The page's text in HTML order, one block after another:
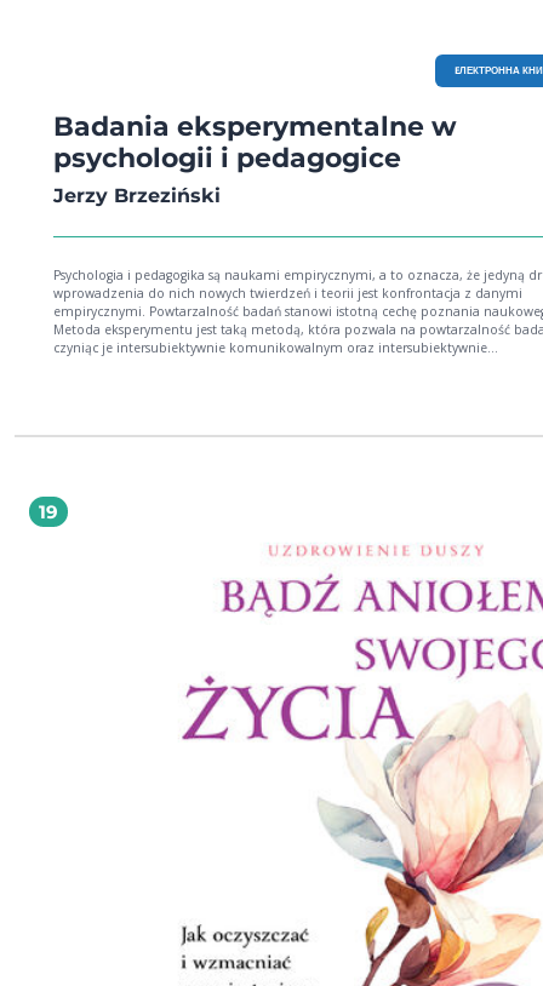
EЛЕКТРОННА
Badania eksperymentalne w
psychologii i pedagogice
Jerzy Brzeziński
Psychologia i pedagogika są naukami empirycznymi, a to oznacza, że jedyną
wprowadzenia do nich nowych twierdzeń i teorii jest konfrontacja z danymi
empirycznymi. Powtarzalność badań stanowi istotną cechę poznania
Metoda eksperymentu jest taką metodą, która pozwala na powtarzalność
czyniąc je intersubiektywnie komunikowalnym oraz intersubiektywnie
(odwołującego się do statystycznego modelu analizy wariancji). Obejmuje on
wiele wysiłku, aby te skomplikowane zagadnienia wyłożyć w sposób
przystępny dla osób z podstawowym przygotowaniem statystycznym.
19